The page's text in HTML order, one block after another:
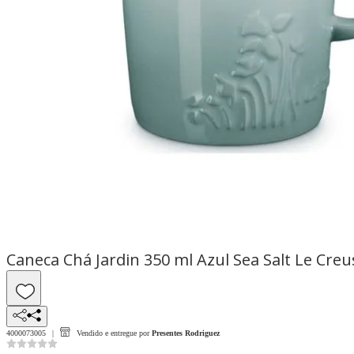
Caneca Chá Jardin 350 ml Azul Sea Salt Le
4000073005 Vendido e entregue por Presentes Rodriguez